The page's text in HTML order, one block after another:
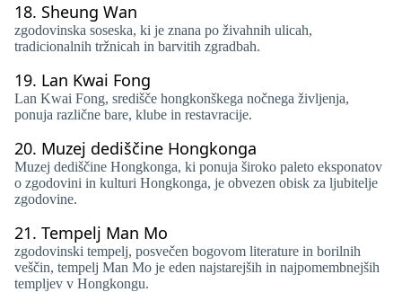
18. Sheung Wan
zgodovinska soseska, ki je znana po živahnih ulicah,
tradicionalnih tržnicah in barvitih zgradbah.
19. Lan Kwai Fong
Lan Kwai Fong, središče hongkonškega nočnega življenja,
ponuja različne bare, klube in restavracije.
20. Muzej dediščine Hongkonga
Muzej dediščine Hongkonga, ki ponuja široko paleto eksponatov
o zgodovini in kulturi Hongkonga, je obvezen obisk za ljubitelje
zgodovine.
21. Tempelj Man Mo
zgodovinski tempelj, posvečen bogovom literature in borilnih
veščin, tempelj Man Mo je eden najstarejših in najpomembnejših
templjev v Hongkongu.